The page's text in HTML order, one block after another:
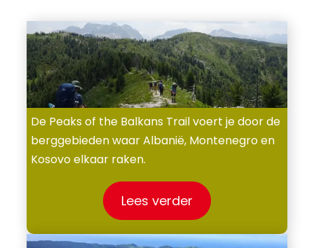
De Peaks of the Balkans Trail voert je door de
berggebieden waar Albanië, Montenegro en
Kosovo elkaar raken.
Lees verder